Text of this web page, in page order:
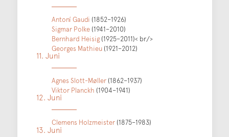
Antoní Gaudi (1852–1926)
Sigmar Polke (1941–2010)
Bernhard Heisig (1925–2011)< br/>
Georges Mathieu (1921–2012)
11. Juni
Agnes Slott-Møller (1862–1937)
Viktor Planckh (1904–1941)
12. Juni
Clemens Holzmeister (1875–1983)
13. Juni